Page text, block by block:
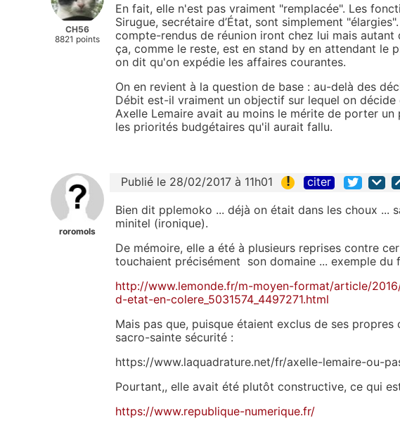
CH56
8821 points
En fait, elle n'est pas vraiment "remplacée". Les
Sirugue, secrétaire d’État, sont simplement
compte-rendus de réunion iront chez lui mais
ça, comme le reste, est en stand by en attendant le
on dit qu'on expédie les affaires courantes.
On en revient à la question de base : au-delà des
Débit est-il vraiment un objectif sur lequel on
Axelle Lemaire avait au moins le mérite de porter
les priorités budgétaires qu'il aurait fallu.
roromols
Publié le 28/02/2017 à 11h01 ! citer
Bien dit pplemoko ... déjà on était dans les choux ...
minitel (ironique).
De mémoire, elle a été à plusieurs reprises contre
touchaient précisément son domaine ... exemple du
http://www.lemonde.fr/m-moyen-format/article/
d-etat-en-colere_5031574_4497271.html
Mais pas que, puisque étaient exclus de ses
sacro-sainte sécurité :
https://www.laquadrature.net/fr/axelle-lemaire-ou-
Pourtant,, elle avait été plutôt constructive, ce qui
https://www.republique-numerique.fr/